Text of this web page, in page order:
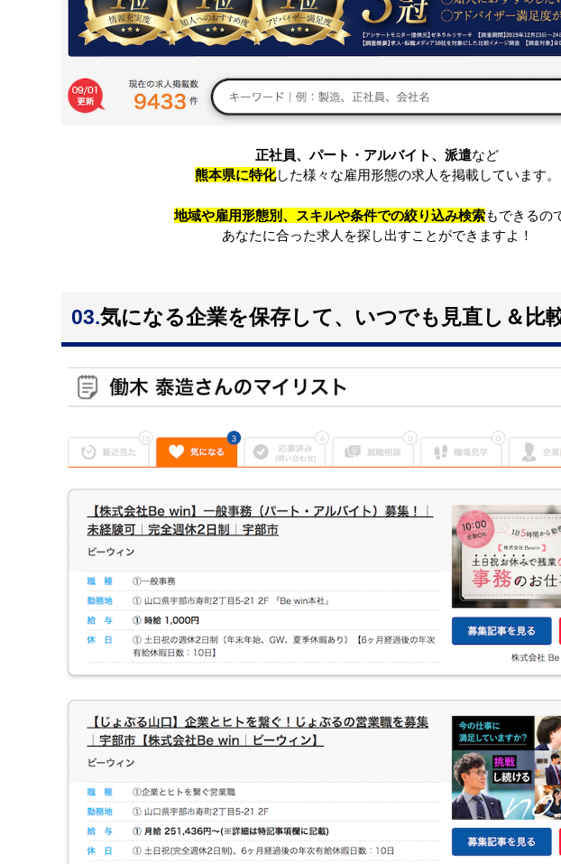
正社員、パート・アルバイト、派遣など
熊本県に特化した様々な雇用形態の求人を掲載しています。
地域や雇用形態別、スキルや条件での絞り込み検索もできるの
あなたに合った求人を探し出すことができますよ！
03.気になる企業を保存して、いつでも見直し＆比